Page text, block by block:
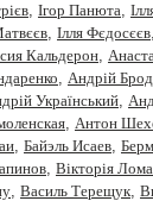
, Ігор Панюта,
, Ілля Фєдосєєв,
Кальдерон,
, Андрій
Український,
, Антон
, Байэль Исаев,
, Вікторія
, Василь Терещук,